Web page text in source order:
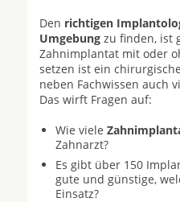
Den richtigen
Umgebung zu finden, ist
Zahnimplantat mit oder
setzen ist ein
neben Fachwissen auch
Das wirft Fragen auf:
Wie viele
Zahnarzt?
Es gibt über 150
gute und günstige,
Einsatz?